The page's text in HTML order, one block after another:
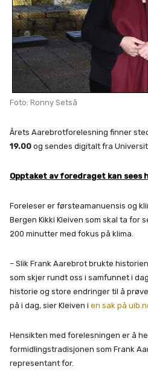
Foto: Ronny Setså
Årets Aarebrotforelesning finner
19.00 og sendes digitalt fra
Opptaket av foredraget kan sees
Foreleser er førsteamanuensis og
Bergen Kikki Kleiven som skal ta for
200 minutter med fokus på klima.
– Slik Frank Aarebrot brukte
som skjer rundt oss i samfunnet i
historie og store endringer til å
på i dag, sier Kleiven i en sak på
Hensikten med forelesningen er å
formidlingstradisjonen som Frank
representant for.